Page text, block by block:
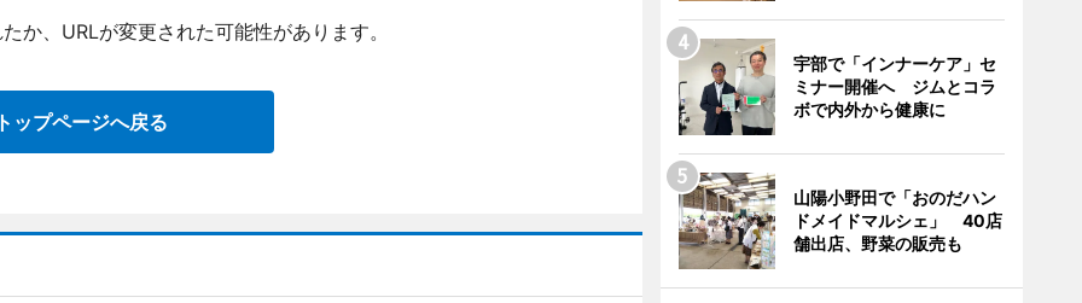
か、URLが変更された可能性があります。
ップページへ戻る
宇部で「インナーケア」セ
ミナー開催へ ジムとコラ
ボで内外から健康に
山陽小野田で「おのだハン
ドメイドマルシェ」 40店
舗出店、野菜の販売も